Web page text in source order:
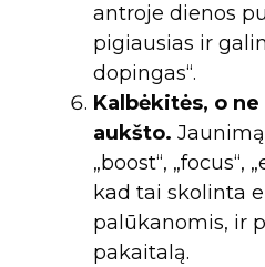
antroje dienos
pigiausias ir
dopingas“.
Kalbėkitės, o
aukšto.
„boost“, „focus“,
kad tai skolinta
palūkanomis, ir
pakaitalą.